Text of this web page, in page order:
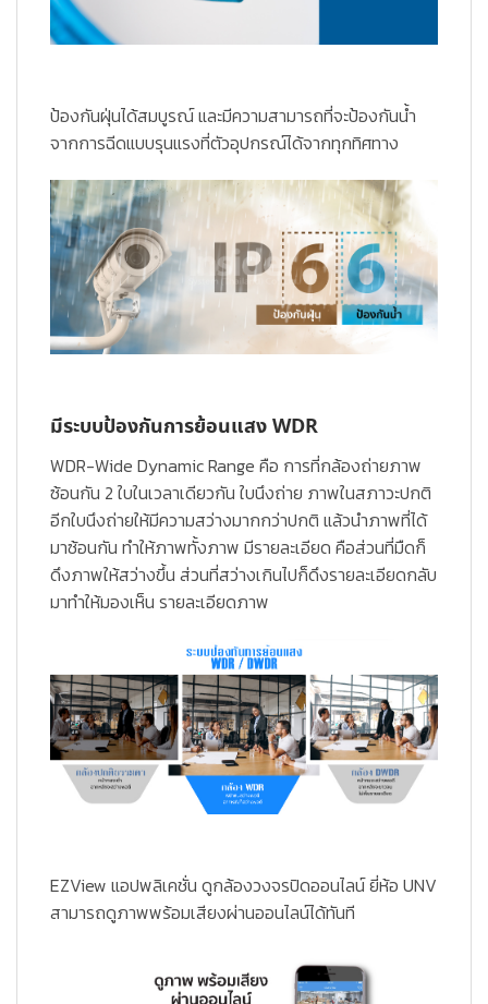
ป้องกันฝุ่นได้สมบูรณ์ และมีความสามารถที่จะป้องกันน้ำ
จากการฉีดแบบรุนแรงที่ตัวอุปกรณ์ได้จากทุกทิศทาง
มีระบบป้องกันการย้อนแสง WDR
WDR-Wide Dynamic Range คือ การที่กล้องถ่ายภาพ
ซ้อนกัน 2 ใบในเวลาเดียวกัน ใบนึงถ่าย ภาพในสภาวะปกติ
อีกใบนึงถ่ายให้มีความสว่างมากกว่าปกติ แล้วนำภาพที่ได้
มาซ้อนกัน ทำให้ภาพทั้งภาพ มีรายละเอียด คือส่วนที่มืดก็
ดึงภาพให้สว่างขึ้น ส่วนที่สว่างเกินไปก็ดึงรายละเอียดกลับ
มาทำให้มองเห็น รายละเอียดภาพ
EZView แอปพลิเคชั่น ดูกล้องวงจรปิดออนไลน์ ยี่ห้อ UNV
สามารถดูภาพพร้อมเสียงผ่านออนไลน์ได้ทันที